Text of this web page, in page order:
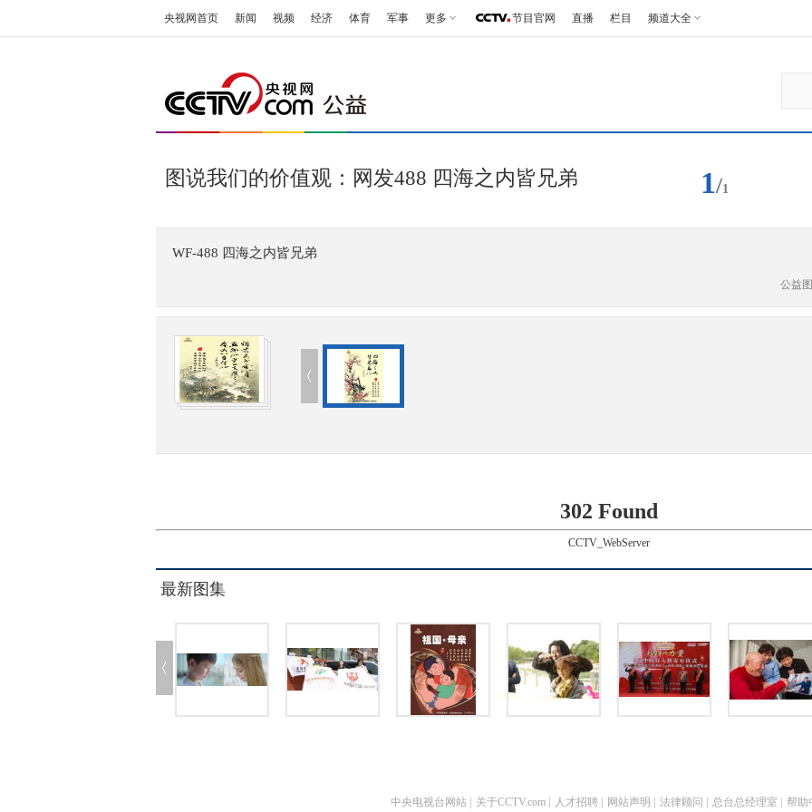
央视网首页 新闻 视频 经济 体育 军事 更多 节目官网 直播 栏目 频道大全
图说我们的价值观：网发488 四海之内皆兄弟 1/1
WF-488 四海之内皆兄弟
公益
302 Found
CCTV_WebServer
最新图集
中央电视台网站 关于CCTV.com 人才招聘 网站声明 法律顾问 总台总经理室 帮助